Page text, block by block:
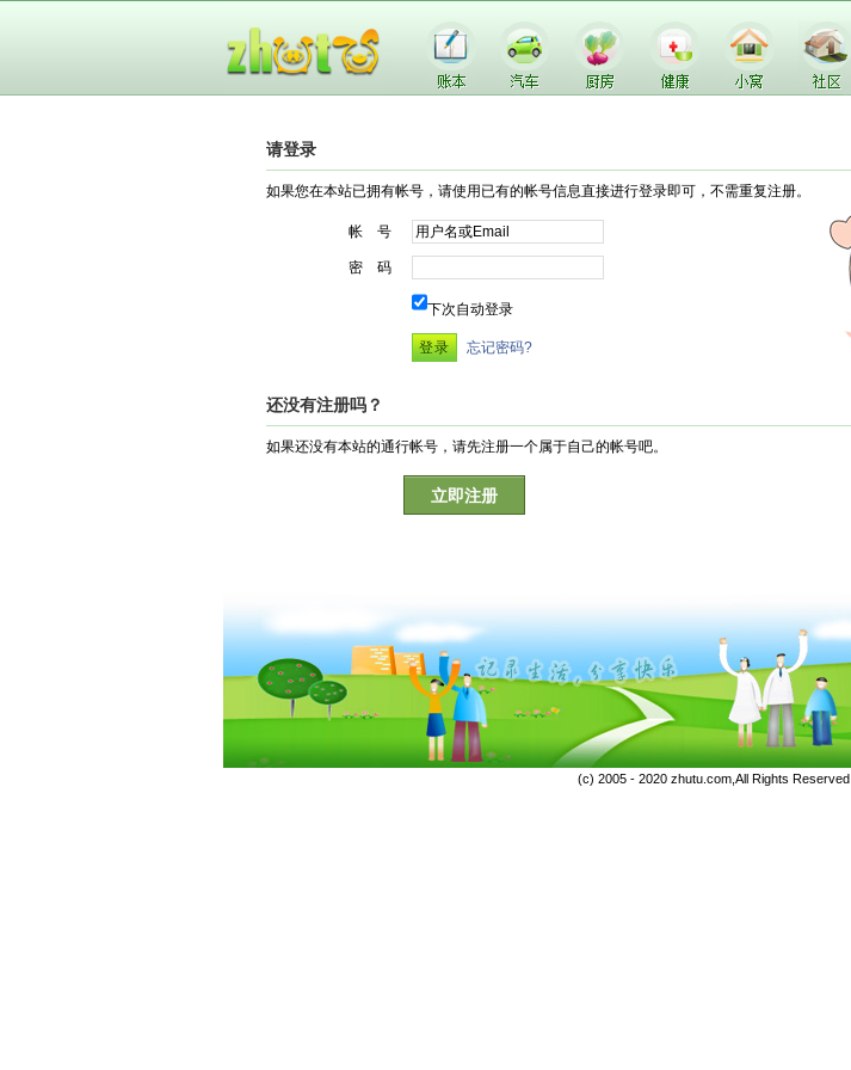
请登录
如果您在本站已拥有帐号，请使用已有的帐号信息直接进行登录即可，不需重复注册。
帐 号
密 码
下次自动登录
忘记密码?
还没有注册吗？
如果还没有本站的通行帐号，请先注册一个属于自己的帐号吧。
立即注册
(c) 2005 - 2020 zhutu.com,All Rights Reserved